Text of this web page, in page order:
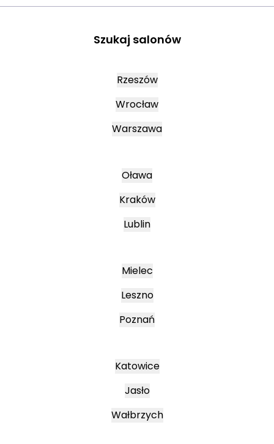
Szukaj salonów
Rzeszów
Wrocław
Warszawa
Oława
Kraków
Lublin
Mielec
Leszno
Poznań
Katowice
Jasło
Wałbrzych